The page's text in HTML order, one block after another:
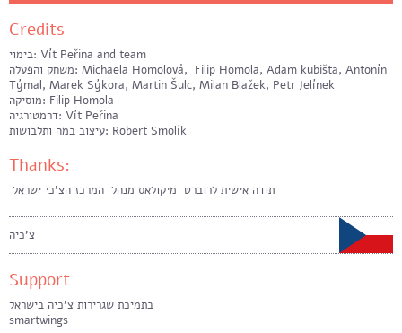
Credits
בימוי: Vít Peřina and team
משחק והפעלה: Michaela Homolová, Filip Homola, Adam kubišta, Antonín
Týmal, Marek Sýkora, Martin Šulc, Milan Blažek, Petr Jelínek
מוסיקה: Filip Homola
דרמטורגיה: Vít Peřina
עיצוב במה ותלבושות: Robert Smolík
Thanks:
תודה אישית לרוברט מיקולאס מנהל המרכז הצ'כי ישראל
צ'כיה
Support
בתמיכת שגרירות צ'כיה בישראל
smartwings